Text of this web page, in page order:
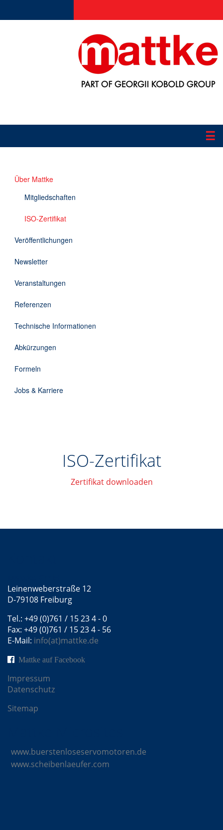
☰
Applikationen
Informationen
EN
DE
Über Mattke
Mitgliedschaften
ISO-Zertifikat
Veröffentlichungen
Newsletter
Veranstaltungen
Referenzen
Technische Informationen
Abkürzungen
Formeln
Jobs & Karriere
ISO-Zertifikat
Zertifikat downloaden
Leinenweberstraße 12
D-79108 Freiburg
Tel.: +49 (0)761 / 15 23 4 - 0
Fax: +49 (0)761 / 15 23 4 - 56
E-Mail: info(at)mattke.de
Mattke auf Facebook
Impressum
Datenschutz
Sitemap
www.buerstenloseservomotoren.de
www.scheibenlaeufer.com